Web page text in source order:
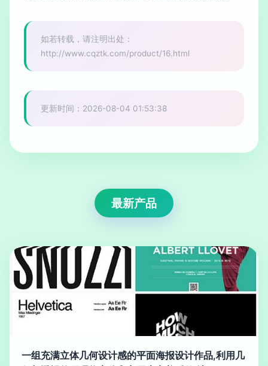
如若转载，请注明出处：
http://www.cqztk.com/product/16.html
更新时间：2026-08-04 01:53:38
最新产品
一组充满立体几何设计感的平面海报设计作品,利用几